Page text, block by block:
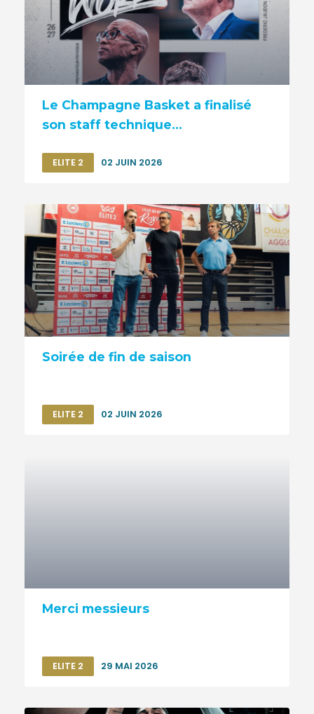
Le Champagne Basket a finalisé
son staff technique...
ELITE 2 02 JUIN 2026
Soirée de fin de saison
ELITE 2 02 JUIN 2026
Merci messieurs
ELITE 2 29 MAI 2026